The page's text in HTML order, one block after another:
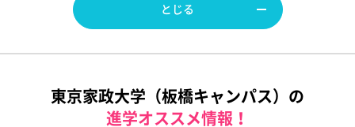
とじる
東京家政大学（板橋キャンパス）の
進学オススメ情報！